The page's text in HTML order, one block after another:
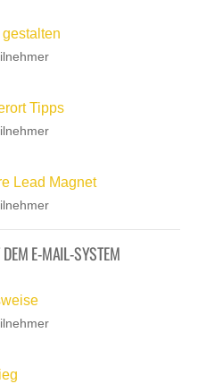
Tipps
Lead Magnet
E-MAIL-SYSTEM